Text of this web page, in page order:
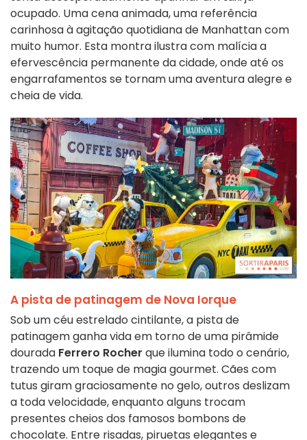
ocupado. Uma cena animada, uma referência
carinhosa à agitação quotidiana de Manhattan com
muito humor. Esta montra ilustra com malícia a
efervescência permanente da cidade, onde até os
engarrafamentos se tornam uma aventura alegre e
cheia de vida.
A pista de patinagem de Nova Iorque
Sob um céu estrelado cintilante, a pista de
patinagem ganha vida em torno de uma pirâmide
dourada Ferrero Rocher que ilumina todo o cenário,
trazendo um toque de magia gourmet. Cães com
tutus giram graciosamente no gelo, outros deslizam
a toda velocidade, enquanto alguns trocam
presentes cheios dos famosos bombons de
chocolate. Entre risadas, piruetas elegantes e